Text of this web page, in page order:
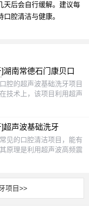
天后会自行缓解。建议每
腔清洁与健康。
湖南常德石门康贝口
牙
腔的超声波基础洗牙项目
技术上，该项目利用超声
效去除牙石、菌斑和色
强大能量和温热效应能杀
还能清洁口气，让口气保
，诊所环境温馨舒适，候
杂志、茶水及免费Wi-
焦虑。价格上，超声波基
还会详细告知后续注意事
超声波基础洗牙
见的口腔清洁项目，能有
原理是利用超声波高频震
结石、牙菌斑震碎，再通
污渍“铲除”。洗牙过程通
定洗牙方案。接着使用超
仔细清洁每颗牙齿的各个
项目>>